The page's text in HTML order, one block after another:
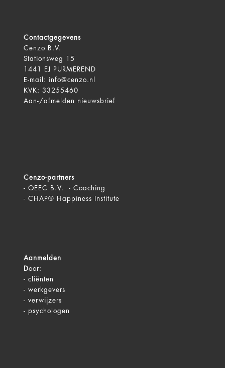
Contactgegevens
Cenzo B.V.
Stationsweg 15
1441 EJ PURMEREND
E-mail:
info@cenzo.nl
KVK: 33255460
Aan-/afmelden
nieuwsbrief
Cenzo-partners
- OEEC B.V. - Coaching
- CHAP® Happiness Institute
Aanmelden
Door:
- cliënten
- werkgevers
- verwijzers
- psychologen